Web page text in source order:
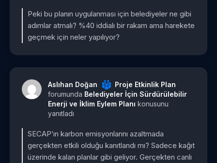
Peki bu planın uygulanması için belediyeler ne gibi
adımlar atmalı? %40 iddialı bir rakam ama harekete
geçmek için neler yapılıyor?
Aslıhan Doğan
Proje Etkinlik Plan
forumunda Belediyeler İçin Sürdürülebilir
Enerji ve İklim Eylem Planı konusunu
yanıtladı
SECAP’ın karbon emisyonlarını azaltmada
gerçekten etkili olduğu kanıtlandı mı? Sadece kağıt
üzerinde kalan planlar gibi geliyor. Gerçekten canlı